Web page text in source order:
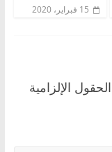
15 فبراير، 2020
الحقول الإلزامية